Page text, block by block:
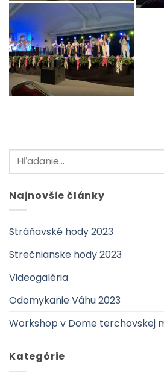
Najnovšie články
Stráňavské hody 2023
Strečnianske hody 2023
Videogaléria
Odomykanie Váhu 2023
Workshop v Dome terchovskej
Kategórie